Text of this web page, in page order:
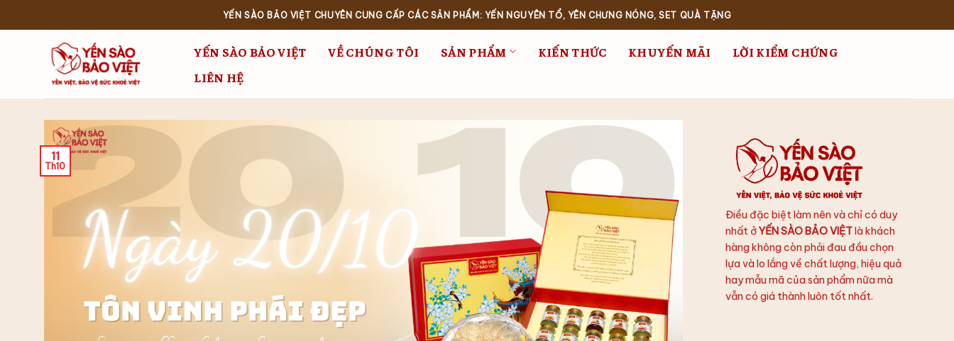
YẾN SÀO BẢO VIỆT CHUYÊN CUNG CẤP CÁC SẢN PHẨM: YẾN NGUYÊN TỔ, YÊN CHƯNG NÓNG, SET QUÀ TẶNG
YẾN SÀO BẢO VIỆT VỀ CHÚNG TÔI SẢN PHẨM KIẾN THỨC KHUYẾN MÃI
LỜI KIỂM CHỨNG
LIÊN HỆ
11
Th10
Điều đặc biệt làm nên và chỉ có duy
nhất ởYẾN SÀO BẢO VIỆTlà khách
hàng không còn phải đau đầu chọn
lựa và lo lắng về chất lượng, hiệu quả
hay mẫu mã của sản phẩm nữa mà
vẫn có giá thành luôn tốt nhất.